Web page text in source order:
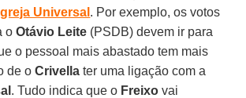
Igreja Universal . Por exemplo, os votos
oOtávio Leite (PSDB) devem ir para
o pessoal mais abastado tem mais
de oCrivella ter uma ligação com a
. Tudo indica que o Freixo vai